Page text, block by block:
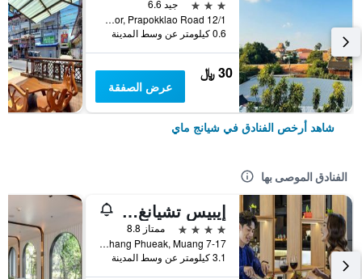
3 نجوم
جيد 6.6
12/1 Soi 4 Kor, Prapokklao Road, شيانج ماي, تايلاند
0.6 كيلومتر عن وسط المدينة
30 ﷼
عرض الصفقة
شاهد أرخص الفنادق في شيانج ماي
الفنادق الموصى بها
إيبيس تشيانغ ماي نيمان جورنيوب
4 نجوم
ممتاز 8.8
7-17 Moo 2, Huay Kaew Road Chang Phueak, Muang, شيانج ماي, تايلاند
3.1 كيلومتر عن وسط المدينة